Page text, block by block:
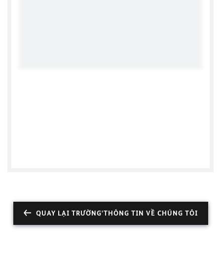
QUAY LẠI TRƯỜNG'THÔNG TIN VỀ CHÚNG TÔI